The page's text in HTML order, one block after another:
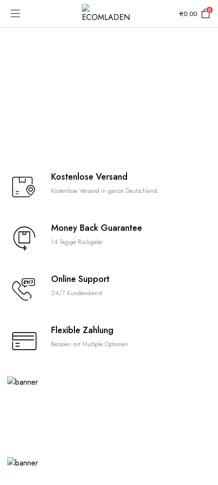
€0.00 0
Kostenlose Versand
Kostenlose Versand in ganze Deutschland.
Money Back Guarantee
14 Tagige Rückgabe
Online Support
24/7 Kundendienst
Flexible Zahlung
Bezalen mit Multiple Optionen